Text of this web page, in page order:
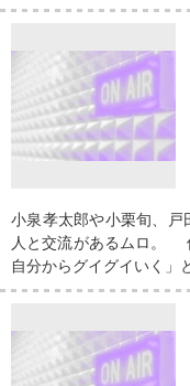
小泉孝太郎や小栗旬、
人と交流があるムロ。
自分からグイグイいく」